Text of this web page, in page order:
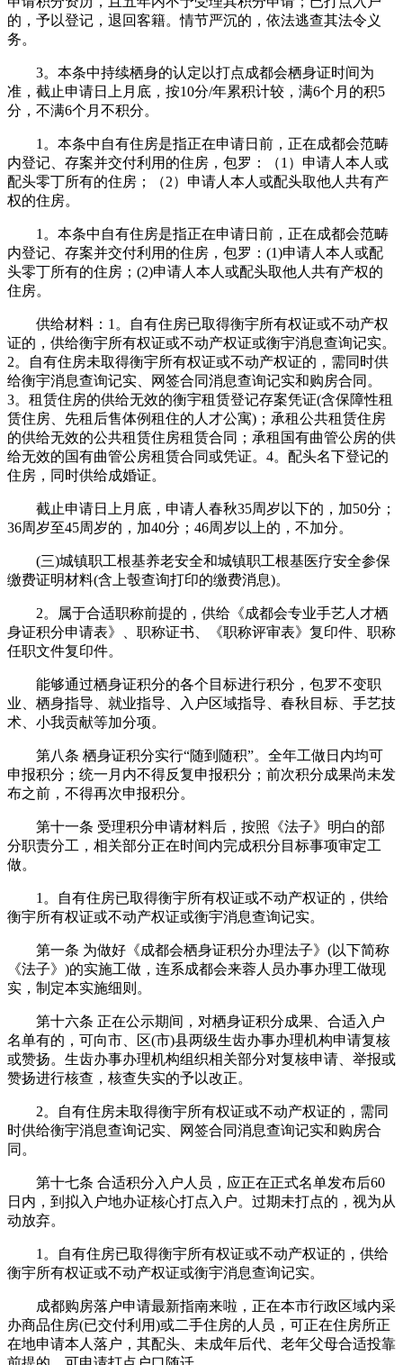
的，予以登记，退回客籍。情节严沉的，依法逃查其法令义
务。
3。本条中持续栖身的认定以打点成都会栖身证时间为
准，截止申请日上月底，按10分/年累积计较，满6个月的积5
分，不满6个月不积分。
1。本条中自有住房是指正在申请日前，正在成都会范畴
内登记、存案并交付利用的住房，包罗：（1）申请人本人或
配头零丁所有的住房；（2）申请人本人或配头取他人共有产
权的住房。
1。本条中自有住房是指正在申请日前，正在成都会范畴
内登记、存案并交付利用的住房，包罗：(1)申请人本人或配
头零丁所有的住房；(2)申请人本人或配头取他人共有产权的
住房。
供给材料：1。自有住房已取得衡宇所有权证或不动产权
证的，供给衡宇所有权证或不动产权证或衡宇消息查询记实。
2。自有住房未取得衡宇所有权证或不动产权证的，需同时供
给衡宇消息查询记实、网签合同消息查询记实和购房合同。
3。租赁住房的供给无效的衡宇租赁登记存案凭证(含保障性租
赁住房、先租后售体例租住的人才公寓)；承租公共租赁住房
的供给无效的公共租赁住房租赁合同；承租国有曲管公房的供
给无效的国有曲管公房租赁合同或凭证。4。配头名下登记的
住房，同时供给成婚证。
截止申请日上月底，申请人春秋35周岁以下的，加50分；
36周岁至45周岁的，加40分；46周岁以上的，不加分。
(三)城镇职工根基养老安全和城镇职工根基医疗安全参保
缴费证明材料(含上彀查询打印的缴费消息)。
2。属于合适职称前提的，供给《成都会专业手艺人才栖
身证积分申请表》、职称证书、《职称评审表》复印件、职称
任职文件复印件。
能够通过栖身证积分的各个目标进行积分，包罗不变职
业、栖身指导、就业指导、入户区域指导、春秋目标、手艺技
术、小我贡献等加分项。
第八条 栖身证积分实行“随到随积”。全年工做日内均可
申报积分；统一月内不得反复申报积分；前次积分成果尚未发
布之前，不得再次申报积分。
第十一条 受理积分申请材料后，按照《法子》明白的部
分职责分工，相关部分正在时间内完成积分目标事项审定工
做。
1。自有住房已取得衡宇所有权证或不动产权证的，供给
衡宇所有权证或不动产权证或衡宇消息查询记实。
第一条 为做好《成都会栖身证积分办理法子》(以下简称
《法子》)的实施工做，连系成都会来蓉人员办事办理工做现
实，制定本实施细则。
第十六条 正在公示期间，对栖身证积分成果、合适入户
名单有的，可向市、区(市)县两级生齿办事办理机构申请复核
或赞扬。生齿办事办理机构组织相关部分对复核申请、举报或
赞扬进行核查，核查失实的予以改正。
2。自有住房未取得衡宇所有权证或不动产权证的，需同
时供给衡宇消息查询记实、网签合同消息查询记实和购房合
同。
第十七条 合适积分入户人员，应正在正式名单发布后60
日内，到拟入户地办证核心打点入户。过期未打点的，视为从
动放弃。
1。自有住房已取得衡宇所有权证或不动产权证的，供给
衡宇所有权证或不动产权证或衡宇消息查询记实。
成都购房落户申请最新指南来啦，正在本市行政区域内采
办商品住房(已交付利用)或二手住房的人员，可正在住房所正
在地申请本人落户，其配头、未成年后代、老年父母合适投靠